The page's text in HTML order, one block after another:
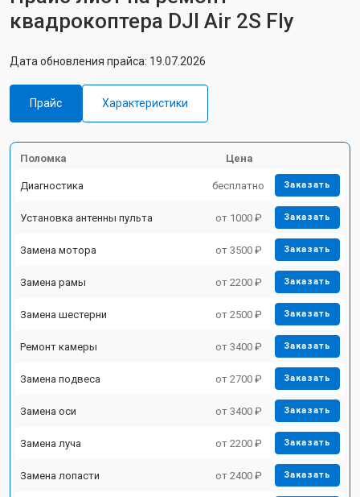
квадрокоптера DJI Air 2S Fly
Дата обновления прайса: 19.07.2026
Прайс Характеристики
Поломка Цена
Диагностика бесплатно Заказать
Установка антенны пульта от 1000 ₽ Заказать
Замена мотора от 3500 ₽ Заказать
Замена рамы от 2200 ₽ Заказать
Замена шестерни от 2500 ₽ Заказать
Ремонт камеры от 3400 ₽ Заказать
Замена подвеса от 2700 ₽ Заказать
Замена оси от 3400 ₽ Заказать
Замена луча от 2200 ₽ Заказать
Замена лопасти от 2400 ₽ Заказать